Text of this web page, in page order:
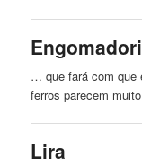
… que fará com que
ferros parecem
Lira